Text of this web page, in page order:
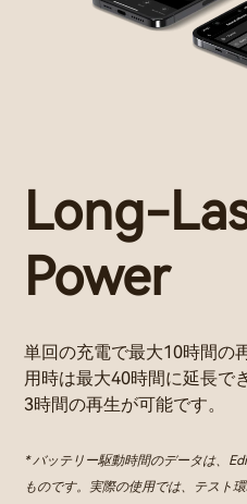
Long-
Power
単回の充電で最大10時間の
用時は最大40時間に延長で
3時間の再生が可能です。
* バッテリー駆動時間のデータは、
ものです。実際の使用では、テスト